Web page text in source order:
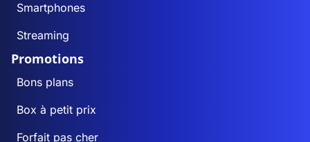
Smartphones
Streaming
Promotions
Bons plans
Box à petit prix
Forfait pas cher